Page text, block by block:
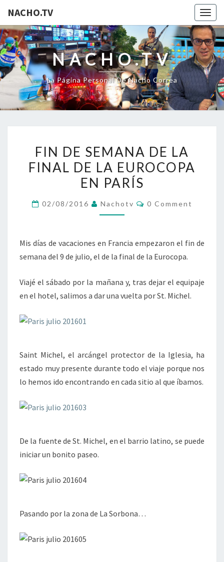
NACHO.TV
NACHO.TV
La Página Personal De Nacho Correa
DE
SEMANA
DE
FINAL
EUROCOPA
EN
FIN DE SEMANA DE LA
FINAL DE LA EUROCOPA
EN PARÍS
02/08/2016 Nachotv Comments
0 Comment
Mis días de vacaciones en Francia empezaron el fin de
semana del 9 de julio, el de la final de la Eurocopa.
Viajé el sábado por la mañana y, tras dejar el equipaje
en el hotel, salimos a dar una vuelta por St. Michel.
Saint Michel, el arcángel protector de la Iglesia, ha
estado muy presente durante todo el viaje porque nos
lo hemos ido encontrando en cada sitio al que íbamos.
De la fuente de St. Michel, en el barrio latino, se puede
iniciar un bonito paseo.
Pasando por la zona de La Sorbona…